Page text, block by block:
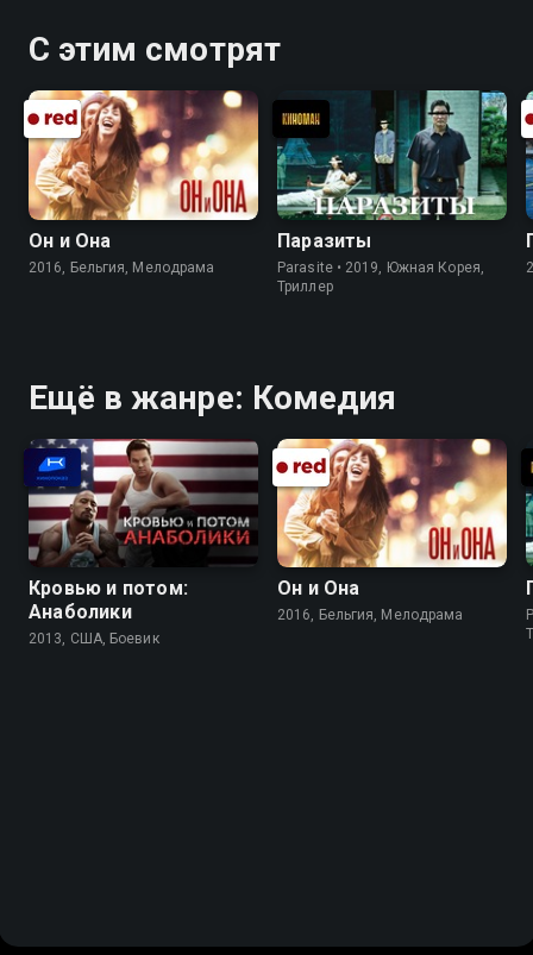
С этим смотрят
Он и Она
2016, Бельгия, Мелодрама
Паразиты
Parasite • 2019, Южная Корея,
Триллер
Ещё в жанре: Комедия
Кровью и потом:
Анаболики
2013, США, Боевик
Он и Она
2016, Бельгия, Мелодрама